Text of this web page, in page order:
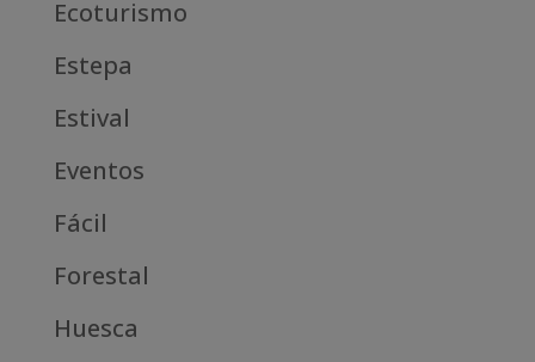
Ecoturismo
Estepa
Estival
Eventos
Fácil
Forestal
Huesca